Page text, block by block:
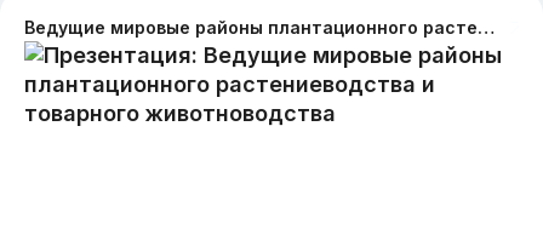
Ведущие мировые районы плантационного растениеводства и товарного животноводства